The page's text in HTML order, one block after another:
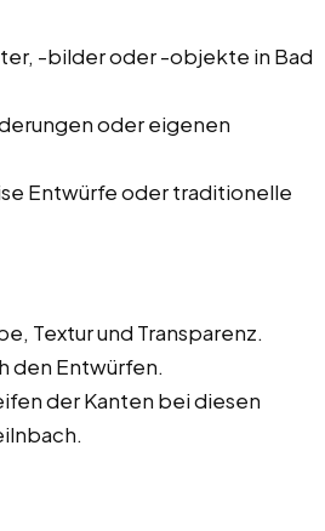
-bilder oder -objekte in Bad
oder eigenen
Entwürfe oder traditionelle
Textur und Transparenz.
den Entwürfen.
der Kanten bei diesen